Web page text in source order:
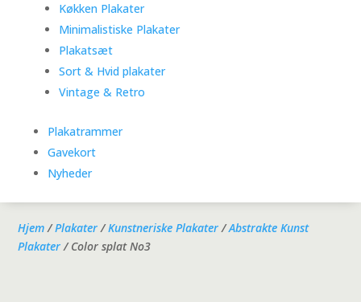
Køkken Plakater
Minimalistiske Plakater
Plakatsæt
Sort & Hvid plakater
Vintage & Retro
Plakatrammer
Gavekort
Nyheder
Hjem/Plakater/Kunstneriske Plakater/Abstrakte Kunst
Plakater/ Color splat No3